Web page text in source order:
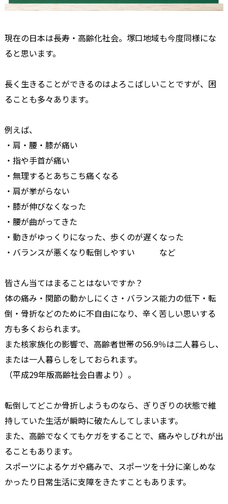
現在の日本は長寿・高齢化社会。塚口地域も今度同様にな
ると思います。
長く生きることができるのはよろこばしいことですが、困
ることも多々あります。
例えば、
・肩・腰・膝が痛い
・指や手首が痛い
・無理するとあちこち痛くなる
・肩が挙がらない
・膝が伸びなくなった
・腰が曲がってきた
・動きがゆっくりになった、歩くのが遅くなった
・バランスが悪くなり転倒しやすい など
皆さん当てはまることはないですか？
体の痛み・関節の動かしにくさ・バランス能力の低下・転
倒・骨折などのために不自由になり、辛く苦しい思いする
方も多くおられます。
また核家族化の影響で、高齢者世帯の56.9％は二人暮らし、
または一人暮らしをしておられます。
（平成29年版高齢社会白書より）。
転倒してどこか骨折しようものなら、ぎりぎりの状態で維
持していた生活が瞬時に破たんしてしまいます。
また、高齢でなくてもケガをすることで、痛みやしびれが出
ることもあります。
スポーツによるケガや痛みで、スポーツを十分に楽しめな
かったり日常生活に支障をきたすこともあります。